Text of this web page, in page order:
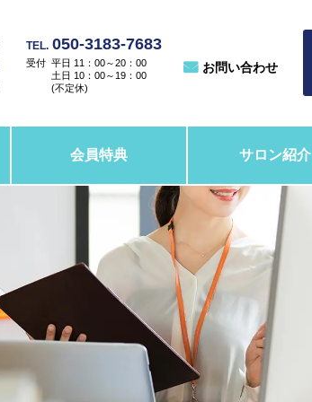
TEL. 050-3183-7683
平日 11：00～20：00
土日 10：00～19：00
(不定休)
お問い合わせ
会員特典 サロン紹介